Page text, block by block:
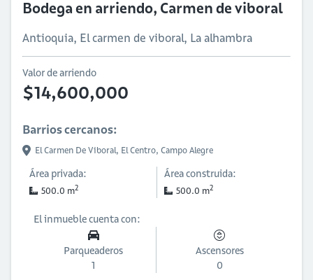
Bodega en arriendo, Carmen de viboral
Antioquia, El carmen de viboral, La alhambra
Valor de arriendo
$14,600,000
Barrios cercanos:
El Carmen De Viboral, El Centro, Campo Alegre
Área privada:
500.0 m2
Área construida:
500.0 m2
El inmueble cuenta con:
Parqueaderos
1
Ascensores
0